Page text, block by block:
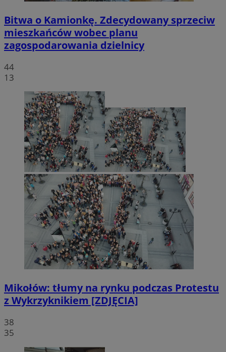
Bitwa o Kamionkę. Zdecydowany sprzeciw
mieszkańców wobec planu
zagospodarowania dzielnicy
44
13
Mikołów: tłumy na rynku podczas Protestu
z Wykrzyknikiem [ZDJĘCIA]
38
35